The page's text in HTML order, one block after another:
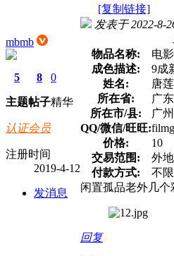
[复制链接]
mbmb
5
主题
8
帖子
0
精华
认证会员
注册时间
2019-4-12
发消息
发表于 2022-8-
物品名称:
电
成色描述:
9成
姓名:
唐莲
所在省:
广东
所在市/县:
广州
QQ/微信/旺旺:
价格:
10
交易范围:
外
付款方式:
不
闲置孤品老外几
回复